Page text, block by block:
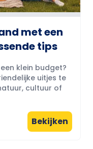
met een
tips
klein budget?
uitjes te
cultuur of
Bekijken